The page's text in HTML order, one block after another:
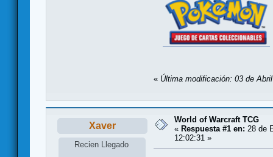
« Última modificación: 03 de
Xaver
Recien Llegado
World of Warcraft TCG
« Respuesta #1 en: 28 de
12:02:31 »